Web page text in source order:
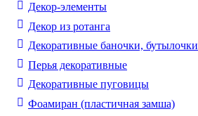
Декор-элементы
Декор из ротанга
Декоративные баночки, бутылочки
Перья декоративные
Декоративные пуговицы
Фоамиран (пластичная замша)